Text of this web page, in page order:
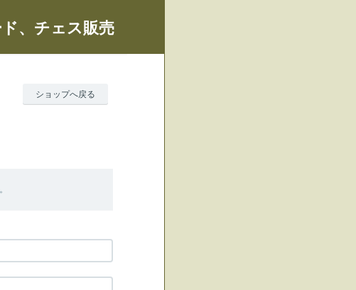
、チェス販売
ショップへ戻る